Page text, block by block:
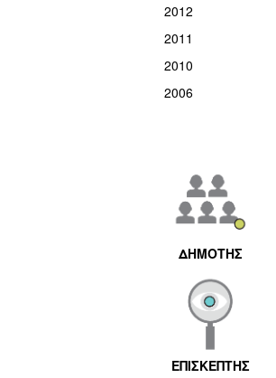
2012
2011
2010
2006
ΔΗΜΟΤΗΣ
ΕΠΙΣΚΕΠΤΗΣ